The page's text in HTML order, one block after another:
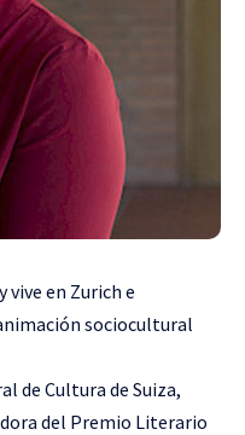
vive en Zurich e
sociocultural
de Cultura de Suiza,
del Premio Literario